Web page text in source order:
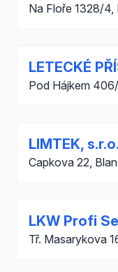
Na Floře 1328/4,
LETECKÉ
Pod Hájkem
LIMTEK, s.r.o.
Capkova 22,
LKW Profi
Tř. Masarykova